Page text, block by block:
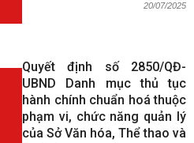
20/07/2025
Quyết định số 2850/QĐ-
UBND Danh mục thủ tục
hành chính chuẩn hoá thuộc
phạm vi, chức năng quản lý
của Sở Văn hóa, Thể thao và